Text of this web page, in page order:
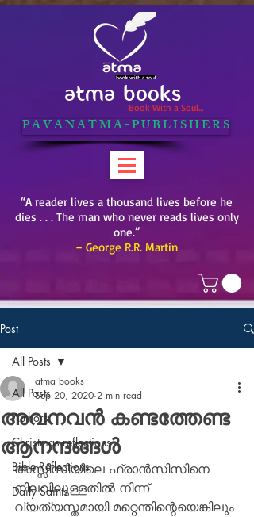
P A V A N A T M A - P U B L I S H E R S
“A reader lives a thousand lives before he
dies . . . The man who never reads lives only
one.”
– George R.R. Martin
ATMA BOOKS
Book With a Soul...
Post
All Posts
Authors
Christmas reflections
Bible Reflections
Daily Saints
All Posts
അവനവന്‍ കണ്ടത്തേണ്ട
ആനന്ദങ്ങള്‍
atma books
Sep 20, 2020 2 min read
അസ്സീസിയിലെ ഫ്രാന്‍സിസിനെ
നിലവിലുള്ളതില്‍ നിന്ന്
വ്യത്യസ്തമായി മറ്റെന്തിന്റെയെങ്കിലും